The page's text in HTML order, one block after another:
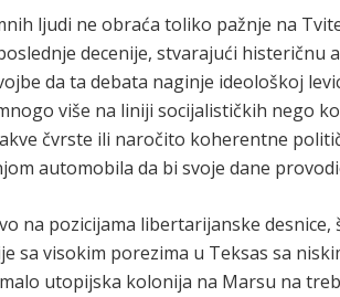
ljudi ne obraća toliko pažnje na
decenije, stvarajući histeričnu
da ta debata naginje ideološkoj
više na liniji socijalističkih nego
čvrste ili naročito koherentne
automobila da bi svoje dane
na pozicijama libertarijanske
sa visokim porezima u Teksas sa
utopijska kolonija na Marsu na